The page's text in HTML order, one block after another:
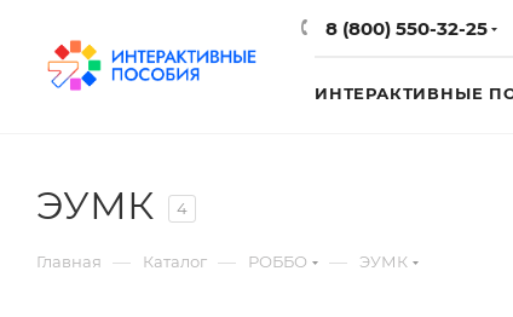
8 (800) 550-32-25
ИНТЕРАКТИВНЫЕ
ЭУМК 4
Главная — Каталог — РОББО — ЭУМК